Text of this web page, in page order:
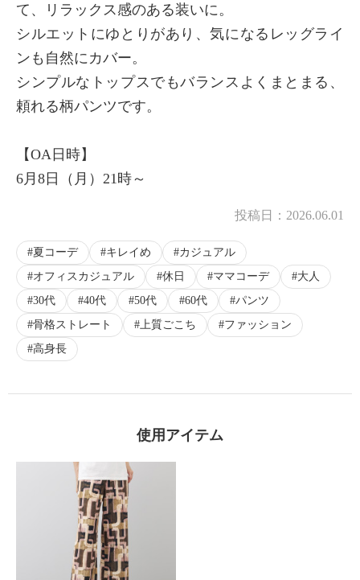
て、リラックス感のある装いに。
シルエットにゆとりがあり、気になるレッグライ
ンも自然にカバー。
シンプルなトップスでもバランスよくまとまる、
頼れる柄パンツです。
【OA日時】
6月8日（月）21時～
投稿日： 2026.06.01
夏コーデ キレイめ
カジュアル
オフィスカジュアル
休日 ママコーデ
大人
30代
40代 50代 60代
パンツ
骨格ストレート
上質ごこち
ファッション
高身長
使用アイテム